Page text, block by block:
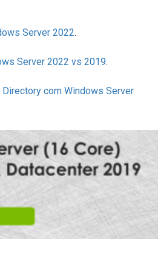
Server 2022.
Server 2022 vs 2019.
com Windows Server